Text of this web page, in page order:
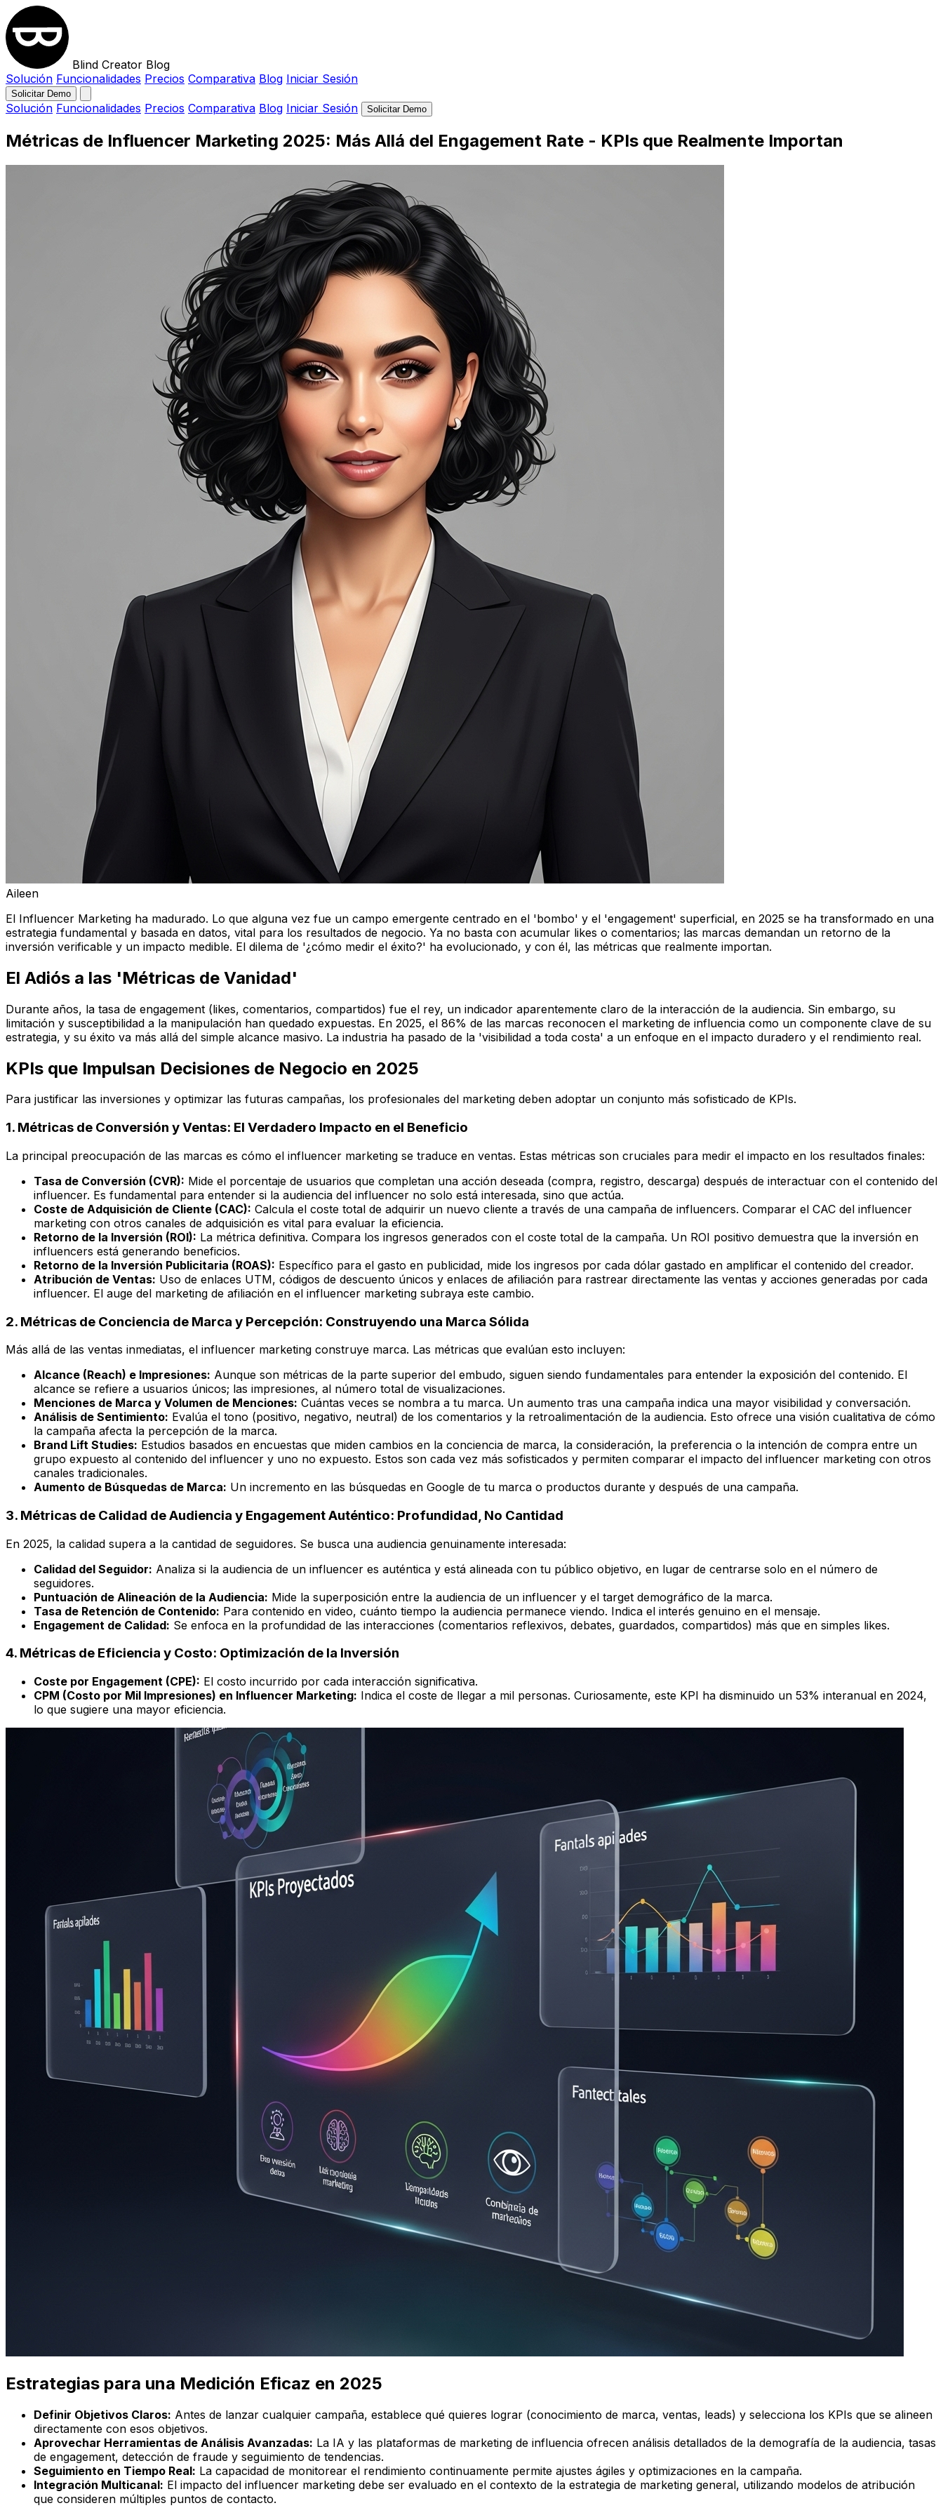
Blind Creator Blog
Solución Funcionalidades Precios Comparativa Blog Iniciar Sesión
Solicitar Demo
Solución Funcionalidades Precios Comparativa Blog Iniciar Sesión Solicitar Demo
Métricas de Influencer Marketing 2025: Más Allá del Engagement Rate - KPIs que Realmente Importan
Aileen
El Influencer Marketing ha madurado. Lo que alguna vez fue un campo emergente centrado en el 'bombo' y el 'engagement' superficial, en 2025 se ha transformado en una
estrategia fundamental y basada en datos, vital para los resultados de negocio. Ya no basta con acumular likes o comentarios; las marcas demandan un retorno de la
inversión verificable y un impacto medible. El dilema de '¿cómo medir el éxito?' ha evolucionado, y con él, las métricas que realmente importan.
El Adiós a las 'Métricas de Vanidad'
Durante años, la tasa de engagement (likes, comentarios, compartidos) fue el rey, un indicador aparentemente claro de la interacción de la audiencia. Sin embargo, su
limitación y susceptibilidad a la manipulación han quedado expuestas. En 2025, el 86% de las marcas reconocen el marketing de influencia como un componente clave de su
estrategia, y su éxito va más allá del simple alcance masivo. La industria ha pasado de la 'visibilidad a toda costa' a un enfoque en el impacto duradero y el rendimiento real.
KPIs que Impulsan Decisiones de Negocio en 2025
Para justificar las inversiones y optimizar las futuras campañas, los profesionales del marketing deben adoptar un conjunto más sofisticado de KPIs.
1. Métricas de Conversión y Ventas: El Verdadero Impacto en el Beneficio
La principal preocupación de las marcas es cómo el influencer marketing se traduce en ventas. Estas métricas son cruciales para medir el impacto en los resultados finales:
Tasa de Conversión (CVR): Mide el porcentaje de usuarios que completan una acción deseada (compra, registro, descarga) después de interactuar con el contenido del
influencer. Es fundamental para entender si la audiencia del influencer no solo está interesada, sino que actúa.
Coste de Adquisición de Cliente (CAC): Calcula el coste total de adquirir un nuevo cliente a través de una campaña de influencers. Comparar el CAC del influencer
marketing con otros canales de adquisición es vital para evaluar la eficiencia.
Retorno de la Inversión (ROI): La métrica definitiva. Compara los ingresos generados con el coste total de la campaña. Un ROI positivo demuestra que la inversión en
influencers está generando beneficios.
Retorno de la Inversión Publicitaria (ROAS): Específico para el gasto en publicidad, mide los ingresos por cada dólar gastado en amplificar el contenido del creador.
Atribución de Ventas: Uso de enlaces UTM, códigos de descuento únicos y enlaces de afiliación para rastrear directamente las ventas y acciones generadas por cada
influencer. El auge del marketing de afiliación en el influencer marketing subraya este cambio.
2. Métricas de Conciencia de Marca y Percepción: Construyendo una Marca Sólida
Más allá de las ventas inmediatas, el influencer marketing construye marca. Las métricas que evalúan esto incluyen:
Alcance (Reach) e Impresiones: Aunque son métricas de la parte superior del embudo, siguen siendo fundamentales para entender la exposición del contenido. El
alcance se refiere a usuarios únicos; las impresiones, al número total de visualizaciones.
Menciones de Marca y Volumen de Menciones: Cuántas veces se nombra a tu marca. Un aumento tras una campaña indica una mayor visibilidad y conversación.
Análisis de Sentimiento: Evalúa el tono (positivo, negativo, neutral) de los comentarios y la retroalimentación de la audiencia. Esto ofrece una visión cualitativa de cómo
la campaña afecta la percepción de la marca.
Brand Lift Studies: Estudios basados en encuestas que miden cambios en la conciencia de marca, la consideración, la preferencia o la intención de compra entre un
grupo expuesto al contenido del influencer y uno no expuesto. Estos son cada vez más sofisticados y permiten comparar el impacto del influencer marketing con otros
canales tradicionales.
Aumento de Búsquedas de Marca: Un incremento en las búsquedas en Google de tu marca o productos durante y después de una campaña.
3. Métricas de Calidad de Audiencia y Engagement Auténtico: Profundidad, No Cantidad
En 2025, la calidad supera a la cantidad de seguidores. Se busca una audiencia genuinamente interesada:
Calidad del Seguidor: Analiza si la audiencia de un influencer es auténtica y está alineada con tu público objetivo, en lugar de centrarse solo en el número de
seguidores.
Puntuación de Alineación de la Audiencia: Mide la superposición entre la audiencia de un influencer y el target demográfico de la marca.
Tasa de Retención de Contenido: Para contenido en video, cuánto tiempo la audiencia permanece viendo. Indica el interés genuino en el mensaje.
Engagement de Calidad: Se enfoca en la profundidad de las interacciones (comentarios reflexivos, debates, guardados, compartidos) más que en simples likes.
4. Métricas de Eficiencia y Costo: Optimización de la Inversión
Coste por Engagement (CPE): El costo incurrido por cada interacción significativa.
CPM (Costo por Mil Impresiones) en Influencer Marketing: Indica el coste de llegar a mil personas. Curiosamente, este KPI ha disminuido un 53% interanual en 2024,
lo que sugiere una mayor eficiencia.
Estrategias para una Medición Eficaz en 2025
Definir Objetivos Claros: Antes de lanzar cualquier campaña, establece qué quieres lograr (conocimiento de marca, ventas, leads) y selecciona los KPIs que se alineen
directamente con esos objetivos.
Aprovechar Herramientas de Análisis Avanzadas: La IA y las plataformas de marketing de influencia ofrecen análisis detallados de la demografía de la audiencia, tasas
de engagement, detección de fraude y seguimiento de tendencias.
Seguimiento en Tiempo Real: La capacidad de monitorear el rendimiento continuamente permite ajustes ágiles y optimizaciones en la campaña.
Integración Multicanal: El impacto del influencer marketing debe ser evaluado en el contexto de la estrategia de marketing general, utilizando modelos de atribución
que consideren múltiples puntos de contacto.